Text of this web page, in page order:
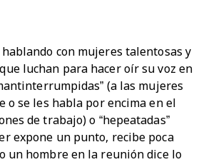
hablando con mujeres talentosas y
luchan para hacer oír su voz en
(a las mujeres
o se les habla por encima en el
de trabajo) o “hepeatadas”
expone un punto, recibe poca
un hombre en la reunión dice lo